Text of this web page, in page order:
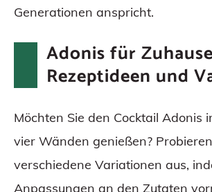
Generationen anspricht.
Adonis für
Rezeptideen und
Möchten Sie den Cocktail Adonis
vier Wänden genießen?
verschiedene Variationen aus,
Anpassungen an den Zutaten